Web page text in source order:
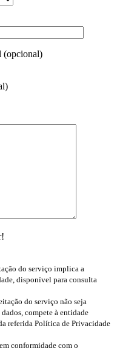
(opcional)
do serviço implica a
disponível para consulta
do serviço não seja
compete à entidade
referida Política de Privacidade
conformidade com o